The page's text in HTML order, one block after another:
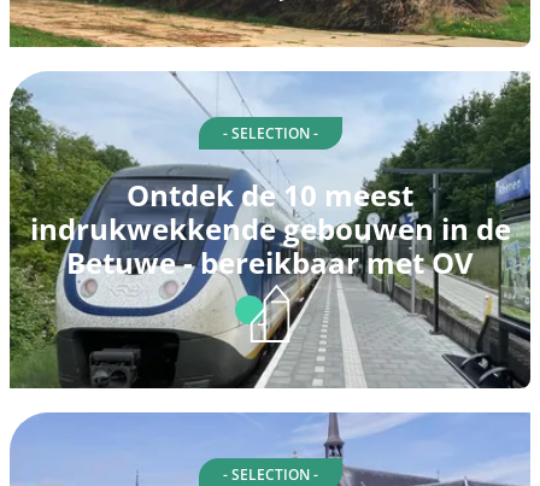
- SELECTION -
Ontdek de 10 meest
indrukwekkende gebouwen in de
Betuwe - bereikbaar met OV
- SELECTION -